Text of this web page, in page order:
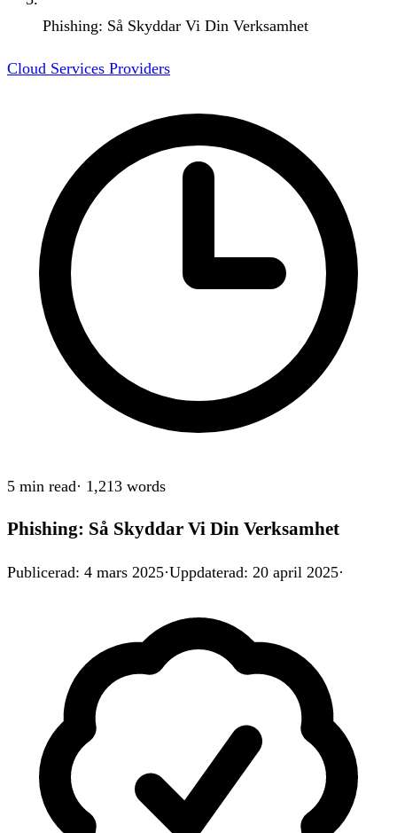
Phishing: Så Skyddar Vi Din Verksamhet
Cloud Services Providers
5 min read· 1,213 words
Phishing: Så Skyddar Vi Din Verksamhet
Publicerad: 4 mars 2025·Uppdaterad: 20 april 2025·